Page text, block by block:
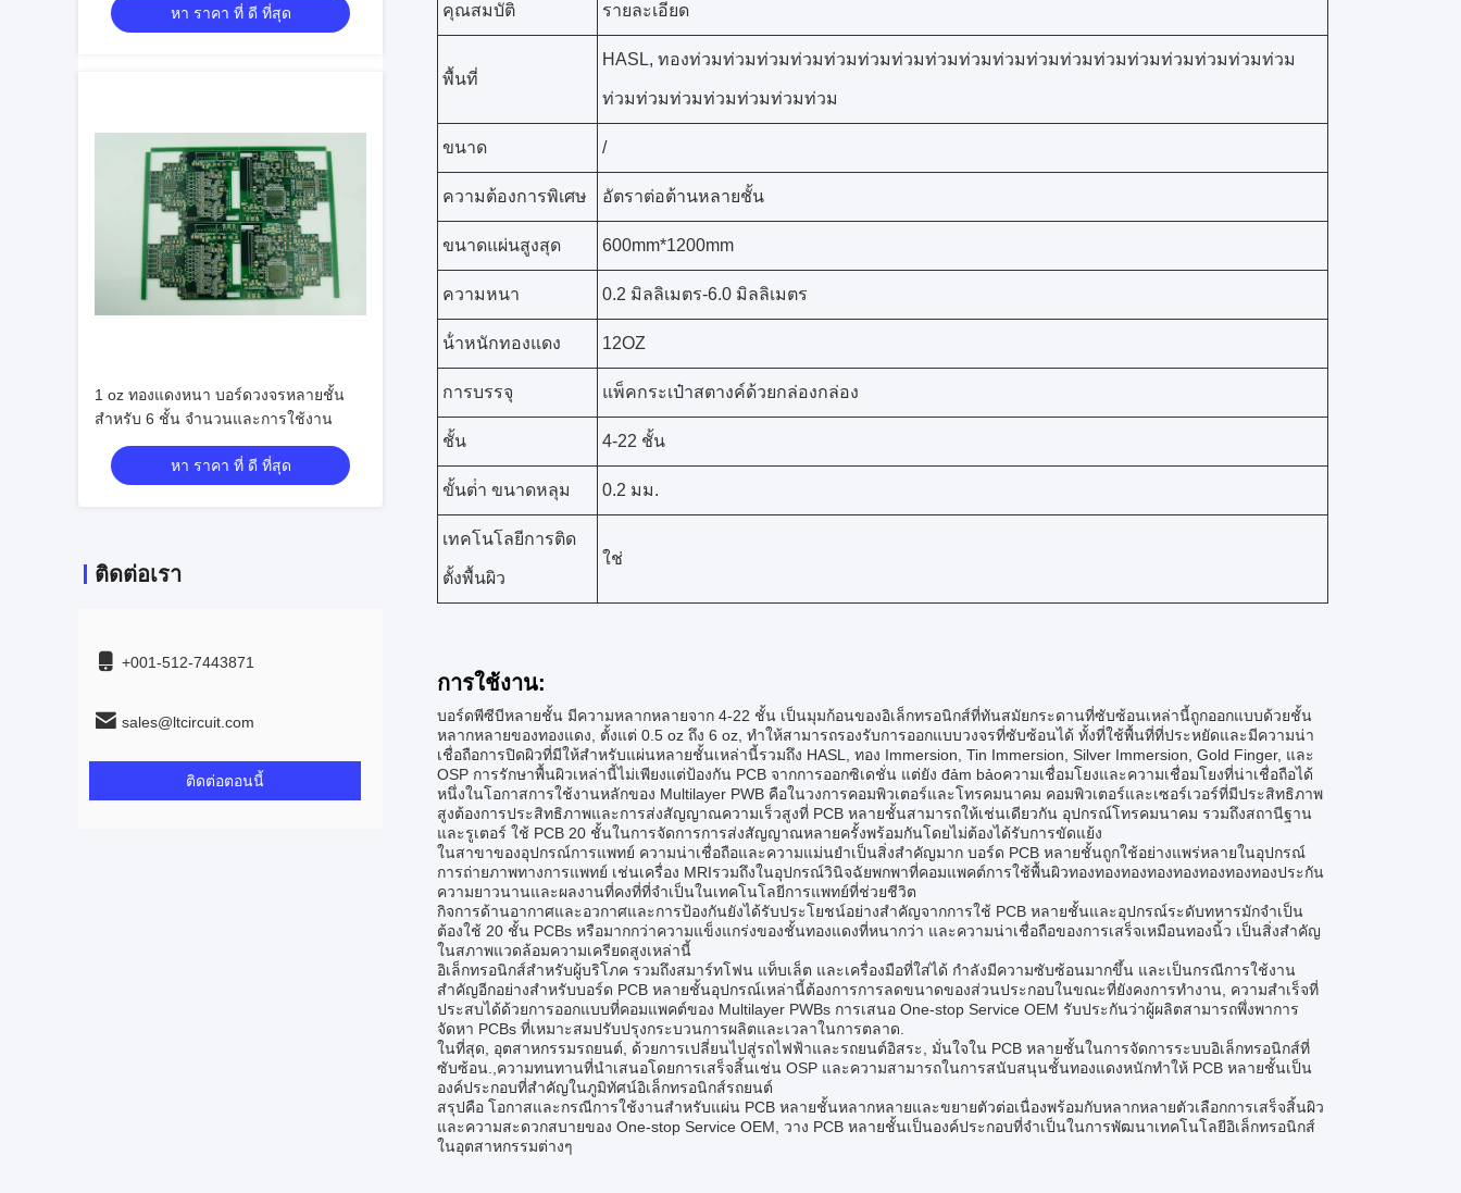
หา ราคา ที่ ดี ที่สุด
1 oz ทองแดงหนา บอร์ดวงจรหลายชั้น
สําหรับ 6 ชั้น จํานวนและการใช้งาน
หา ราคา ที่ ดี ที่สุด
ติดต่อเรา
+001-512-7443871
sales@ltcircuit.com
ติดต่อตอนนี้
คุณสมบัติ รายละเอียด
พื้นที่
HASL, ทองท่วมท่วมท่วมท่วมท่วมท่วมท่วมท่วมท่วมท่วมท่วมท่วมท่วมท่วมท่วมท่วมท่วมท่วม
ท่วมท่วมท่วมท่วมท่วมท่วมท่วม
ขนาด /
ความต้องการพิเศษ อัตราต่อต้านหลายชั้น
ขนาดแผ่นสูงสุด 600mm*1200mm
ความหนา 0.2 มิลลิเมตร-6.0 มิลลิเมตร
น้ําหนักทองแดง 12OZ
การบรรจุ แพ็คกระเป๋าสตางค์ด้วยกล่องกล่อง
ชั้น 4-22 ชั้น
ขั้นต่ํา ขนาดหลุม 0.2 มม.
เทคโนโลยีการติด
ตั้งพื้นผิว
ใช่
การใช้งาน:
บอร์ดพีซีบีหลายชั้น มีความหลากหลายจาก 4-22 ชั้น เป็นมุมก้อนของอิเล็กทรอนิกส์ที่ทันสมัยกระดานที่ซับซ้อนเหล่านี้ถูกออกแบบด้วยชั้น
หลากหลายของทองแดง, ตั้งแต่ 0.5 oz ถึง 6 oz, ทําให้สามารถรองรับการออกแบบวงจรที่ซับซ้อนได้ ทั้งที่ใช้พื้นที่ที่ประหยัดและมีความน่า
เชื่อถือการปิดผิวที่มีให้สําหรับแผ่นหลายชั้นเหล่านี้รวมถึง HASL, ทอง Immersion, Tin Immersion, Silver Immersion, Gold Finger, และ
OSP การรักษาพื้นผิวเหล่านี้ไม่เพียงแต่ป้องกัน PCB จากการออกซิเดชั่น แต่ยัง đảm bảoความเชื่อมโยงและความเชื่อมโยงที่น่าเชื่อถือได้
หนึ่งในโอกาสการใช้งานหลักของ Multilayer PWB คือในวงการคอมพิวเตอร์และโทรคมนาคม คอมพิวเตอร์และเซอร์เวอร์ที่มีประสิทธิภาพ
สูงต้องการประสิทธิภาพและการส่งสัญญาณความเร็วสูงที่ PCB หลายชั้นสามารถให้เช่นเดียวกัน อุปกรณ์โทรคมนาคม รวมถึงสถานีฐาน
และรูเตอร์ ใช้ PCB 20 ชั้นในการจัดการการส่งสัญญาณหลายครั้งพร้อมกันโดยไม่ต้องได้รับการขัดแย้ง
ในสาขาของอุปกรณ์การแพทย์ ความน่าเชื่อถือและความแม่นยําเป็นสิ่งสําคัญมาก บอร์ด PCB หลายชั้นถูกใช้อย่างแพร่หลายในอุปกรณ์
การถ่ายภาพทางการแพทย์ เช่นเครื่อง MRIรวมถึงในอุปกรณ์วินิจฉัยพกพาที่คอมแพคต์การใช้พื้นผิวทองทองทองทองทองทองทองทองประกัน
ความยาวนานและผลงานที่คงที่ที่จําเป็นในเทคโนโลยีการแพทย์ที่ช่วยชีวิต
กิจการด้านอากาศและอวกาศและการป้องกันยังได้รับประโยชน์อย่างสําคัญจากการใช้ PCB หลายชั้นและอุปกรณ์ระดับทหารมักจําเป็น
ต้องใช้ 20 ชั้น PCBs หรือมากกว่าความแข็งแกร่งของชั้นทองแดงที่หนากว่า และความน่าเชื่อถือของการเสร็จเหมือนทองนิ้ว เป็นสิ่งสําคัญ
ในสภาพแวดล้อมความเครียดสูงเหล่านี้
อิเล็กทรอนิกส์สําหรับผู้บริโภค รวมถึงสมาร์ทโฟน แท็บเล็ต และเครื่องมือที่ใส่ได้ กําลังมีความซับซ้อนมากขึ้น และเป็นกรณีการใช้งาน
สําคัญอีกอย่างสําหรับบอร์ด PCB หลายชั้นอุปกรณ์เหล่านี้ต้องการการลดขนาดของส่วนประกอบในขณะที่ยังคงการทํางาน, ความสําเร็จที่
ประสบได้ด้วยการออกแบบที่คอมแพคต์ของ Multilayer PWBs การเสนอ One-stop Service OEM รับประกันว่าผู้ผลิตสามารถพึ่งพาการ
จัดหา PCBs ที่เหมาะสมปรับปรุงกระบวนการผลิตและเวลาในการตลาด.
ในที่สุด, อุตสาหกรรมรถยนต์, ด้วยการเปลี่ยนไปสู่รถไฟฟ้าและรถยนต์อิสระ, มั่นใจใน PCB หลายชั้นในการจัดการระบบอิเล็กทรอนิกส์ที่
ซับซ้อน.,ความทนทานที่นําเสนอโดยการเสร็จสิ้นเช่น OSP และความสามารถในการสนับสนุนชั้นทองแดงหนักทําให้ PCB หลายชั้นเป็น
องค์ประกอบที่สําคัญในภูมิทัศน์อิเล็กทรอนิกส์รถยนต์
สรุปคือ โอกาสและกรณีการใช้งานสําหรับแผ่น PCB หลายชั้นหลากหลายและขยายตัวต่อเนื่องพร้อมกับหลากหลายตัวเลือกการเสร็จสิ้นผิว
และความสะดวกสบายของ One-stop Service OEM, วาง PCB หลายชั้นเป็นองค์ประกอบที่จําเป็นในการพัฒนาเทคโนโลยีอิเล็กทรอนิกส์
ในอุตสาหกรรมต่างๆ